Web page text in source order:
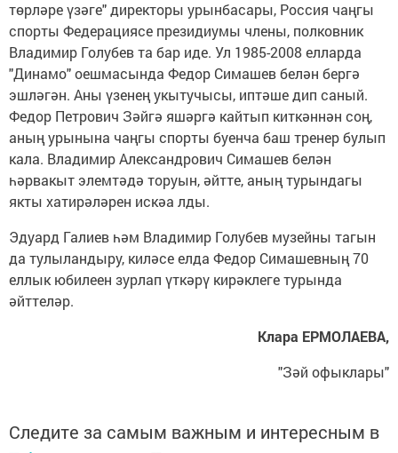
төрләре үзәге" директоры урынбасары, Россия чаңгы
спорты Федерациясе президиумы члены, полковник
Владимир Голубев та бар иде. Ул 1985-2008 елларда
"Динамо" оешмасында Федор Симашев белән бергә
эшләгән. Аны үзенең укытучысы, иптәше дип саный.
Федор Петрович Зәйгә яшәргә кайтып киткәннән соң,
аның урынына чаңгы спорты буенча баш тренер булып
кала. Владимир Александрович Симашев белән
һәрвакыт элемтәдә торуын, әйтте, аның турындагы
якты хатирәләрен искәа лды.
Эдуард Галиев һәм Владимир Голубев музейны тагын
да тулыландыру, киләсе елда Федор Симашевның 70
еллык юбилеен зурлап үткәрү кирәклеге турында
әйттеләр.
Клара ЕРМОЛАЕВА,
"Зәй офыклары"
Следите за самым важным и интересным в